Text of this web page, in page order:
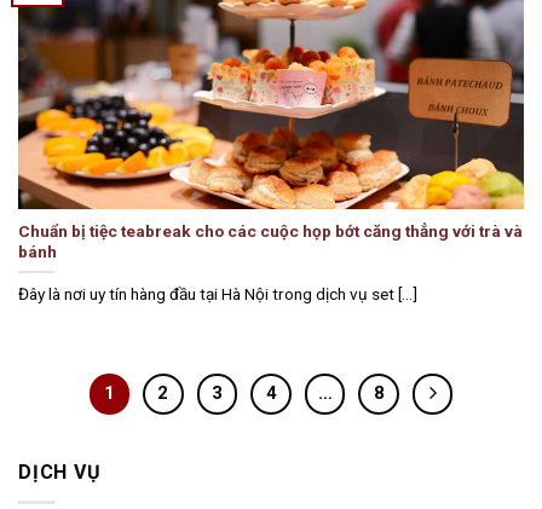
Chuẩn bị tiệc teabreak cho các cuộc họp bớt căng thẳng với trà và
bánh
Đây là nơi uy tín hàng đầu tại Hà Nội trong dịch vụ set [...]
1 2 3 4 … 8
DỊCH VỤ